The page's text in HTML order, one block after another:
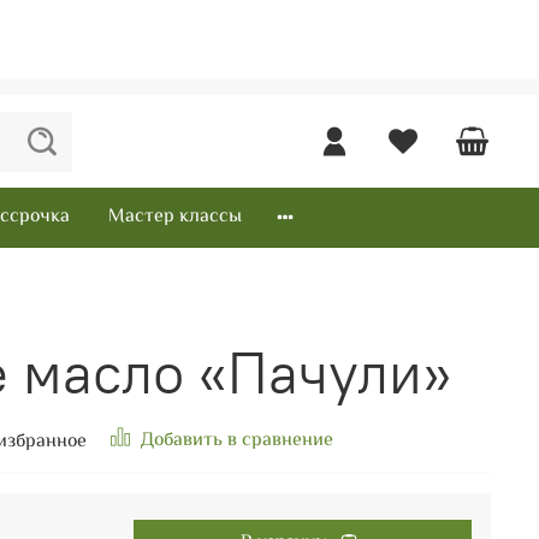
Мастер классы
«Пачули»
Добавить в сравнение